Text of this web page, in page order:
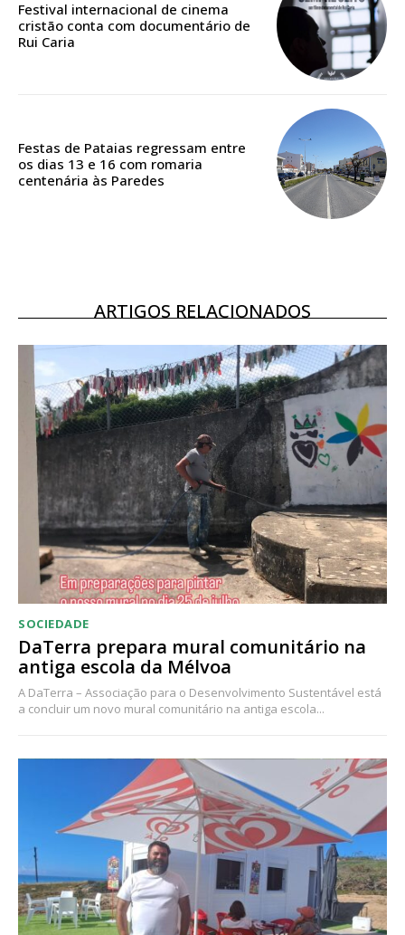
casa
Acesso ao conteúdo online
Acesso aos conteúdos Exclusivos para
Escolha o plano
16€
12 meses
Acesso ao conteúdo online
Acesso aos conteúdos Exclusivos para
assinantes
Ofertas para assinatura anual
Escolha o plano
Festival internacional de cinema
cristão conta com documentário de
Rui Caria
Festas de Pataias regressam entre
os dias 13 e 16 com romaria
centenária às Paredes
ARTIGOS RELACIONADOS
SOCIEDADE
DaTerra prepara mural comunitário na
antiga escola da Mélvoa
A DaTerra – Associação para o Desenvolvimento Sustentável está
a concluir um novo mural comunitário na antiga escola...